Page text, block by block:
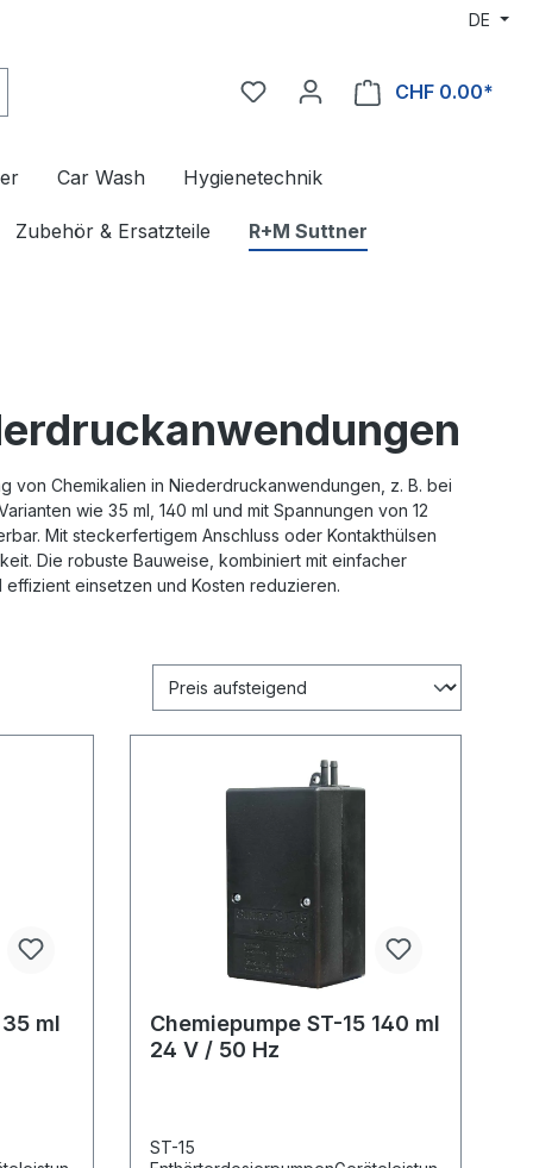
DE
CHF 0.00*
Car Wash Hygienetechnik
Zubehör & Ersatzteile R+M Suttner
von Chemikalien in Niederdruckanwendungen, z. B. bei
wie 35 ml, 140 ml und mit Spannungen von 12
Mit steckerfertigem Anschluss oder Kontakthülsen
Die robuste Bauweise, kombiniert mit einfacher
effizient einsetzen und Kosten reduzieren.
ml
Chemiepumpe ST-15 140 ml
24 V / 50 Hz
ST-15